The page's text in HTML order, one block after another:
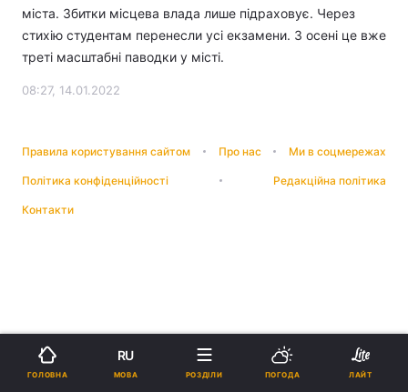
міста. Збитки місцева влада лише підраховує. Через
стихію студентам перенесли усі екзамени. З осені це вже
треті масштабні паводки у місті.
08:27, 14.01.2022
Правила користування сайтом Про нас Ми в соцмережах
Політика конфіденційності Редакційна політика
Контакти
ГОЛОВНА
RU
МОВА РОЗДІЛИ ПОГОДА ЛАЙТ